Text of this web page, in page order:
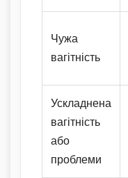
Чужа
вагітність
Ускладнена
вагітність
або
проблеми